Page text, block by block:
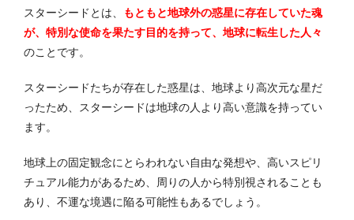
スターシードとは、
もともと地球外の惑星に存在していた魂
が、特別な使命を果たす目的を持って、地球に転生した人々
のことです。
スターシードたちが存在した惑星は、地球より高次元な星だ
ったため、スターシードは地球の人より高い意識を持ってい
ます。
地球上の固定観念にとらわれない自由な発想や、高いスピリ
チュアル能力があるため、周りの人から特別視されることも
あり、不運な境遇に陥る可能性もあるでしょう。